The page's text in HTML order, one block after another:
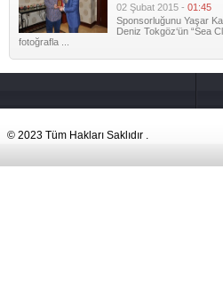
02 Şubat 2015 - 01:45
Sponsorluğunu Yaşar
Deniz Tokgöz‘ün “Sea
fotoğrafla ...
© 2023 Tüm Hakları Saklıdır .